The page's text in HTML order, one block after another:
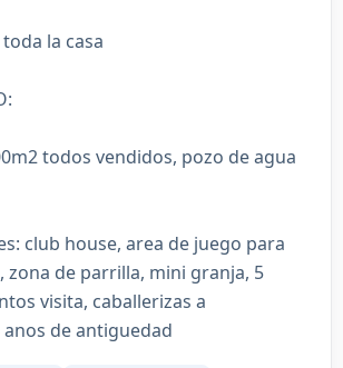
la casa
todos vendidos, pozo de agua
club house, area de juego para
zona de parrilla, mini granja, 5
visita, caballerizas a
de antiguedad